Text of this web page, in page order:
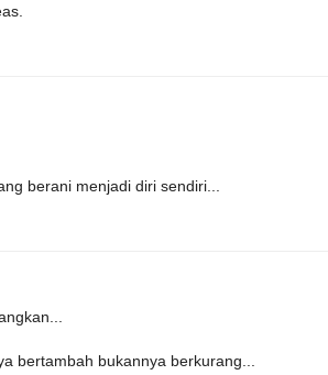
berani menjadi diri sendiri...
bertambah bukannya berkurang...